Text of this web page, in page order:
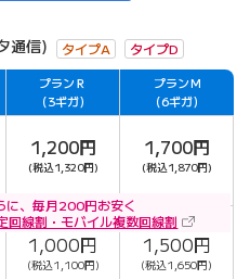
通信) タイプA タイプD
プランＲ
（3ギガ）
プランＭ
（6ギガ）
1,200円
(税込1,320円)
1,700円
(税込1,870円)
に、毎月200円お安く
回線割・モバイル複数回線割 （新しいタ
1,000円
(税込1,100円)
1,500円
(税込1,650円)